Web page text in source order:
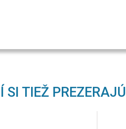
SI TIEŽ PREZERAJÚ